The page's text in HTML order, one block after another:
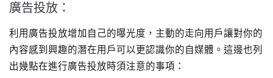
廣告投放：
利用廣告投放增加自己的曝光度，主動的走向用戶讓對你的
內容感到興趣的潛在用戶可以更認識你的自媒體。這邊也列
出幾點在進行廣告投放時須注意的事項：